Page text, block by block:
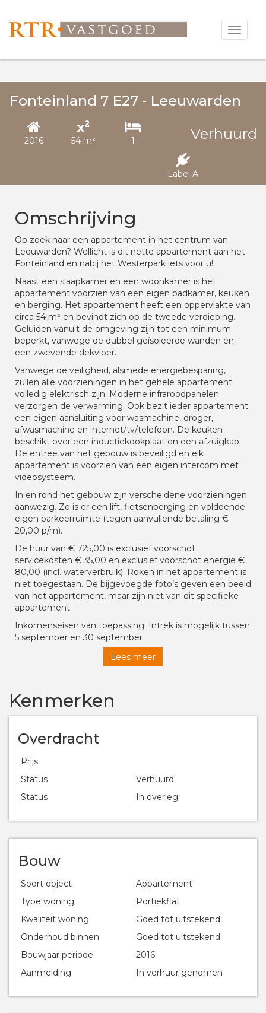
Open
menu
Fonteinland 7 E27 - Leeuwarden
Verhuurd
2016 54 m² 1
Label A
Omschrijving
Op zoek naar een appartement in het centrum van
Leeuwarden? Wellicht is dit nette appartement aan het
Fonteinland en nabij het Westerpark iets voor u!
Naast een slaapkamer en een woonkamer is het
appartement voorzien van een eigen badkamer, keuken
en berging. Het appartement heeft een oppervlakte van
circa 54 m² en bevindt zich op de tweede verdieping.
Geluiden vanuit de omgeving zijn tot een minimum
beperkt, vanwege de dubbel geïsoleerde wanden en
een zwevende dekvloer.
Vanwege de veiligheid, alsmede energiebesparing,
zullen alle voorzieningen in het gehele appartement
volledig elektrisch zijn. Moderne infraroodpanelen
verzorgen de verwarming. Ook bezit ieder appartement
een eigen aansluiting voor wasmachine, droger,
afwasmachine en internet/tv/telefoon. De keuken
beschikt over een inductiekookplaat en een afzuigkap.
De entree van het gebouw is beveiligd en elk
appartement is voorzien van een eigen intercom met
videosysteem.
In en rond het gebouw zijn verscheidene voorzieningen
aanwezig. Zo is er een lift, fietsenberging en voldoende
eigen parkeerruimte (tegen aanvullende betaling €
20,00 p/m).
De huur van € 725,00 is exclusief voorschot
servicekosten € 35,00 en exclusief voorschot energie €
80,00 (incl. waterverbruik). Roken in het appartement is
niet toegestaan. De bijgevoegde foto’s geven een beeld
van het appartement, maar zijn niet van dit specifieke
appartement.
Inkomenseisen van toepassing. Intrek is mogelijk tussen
5 september en 30 september
Interesse? Laat het ons weten via mail
Lees meer
Kenmerken
Overdracht
Prijs
Status
Verhuurd
Status
In overleg
Bouw
Soort object
Appartement
Type woning
Portiekflat
Kwaliteit woning
Goed tot uitstekend
Onderhoud binnen
Goed tot uitstekend
Bouwjaar periode
2016
Aanmelding
In verhuur genomen